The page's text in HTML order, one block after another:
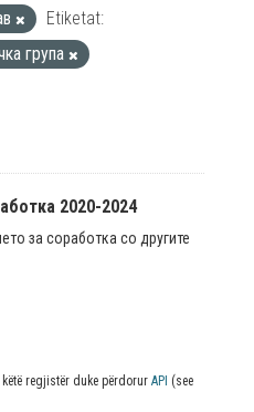
Etiketat:
група
2020-2024
за соработка со другите
regjistër duke përdorur API (see